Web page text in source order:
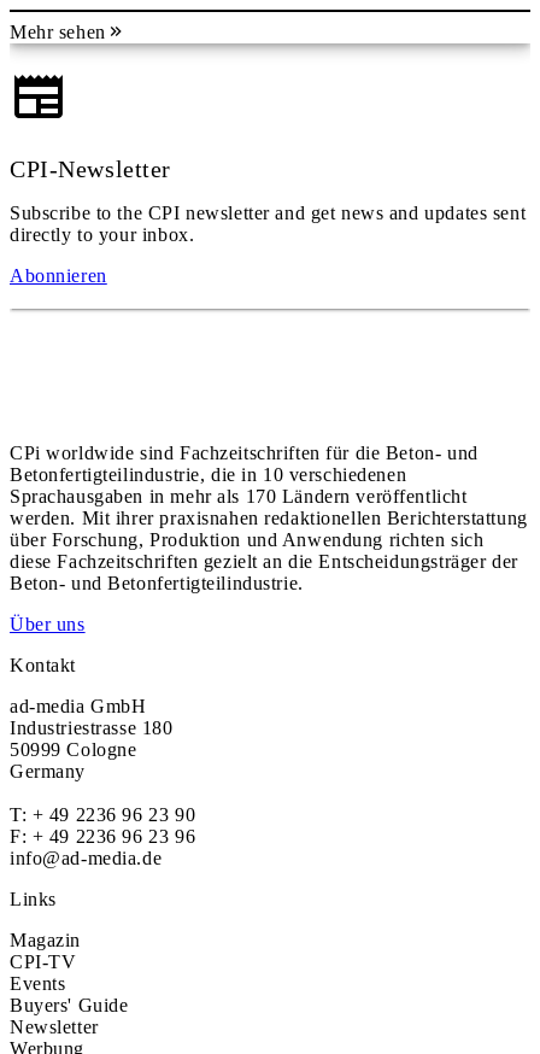
Mehr sehen
CPI-Newsletter
Subscribe to the CPI newsletter and get news and updates sent
directly to your inbox.
Abonnieren
CPi worldwide sind Fachzeitschriften für die Beton- und
Betonfertigteilindustrie, die in 10 verschiedenen
Sprachausgaben in mehr als 170 Ländern veröffentlicht
werden. Mit ihrer praxisnahen redaktionellen Berichterstattung
über Forschung, Produktion und Anwendung richten sich
diese Fachzeitschriften gezielt an die Entscheidungsträger der
Beton- und Betonfertigteilindustrie.
Über uns
Kontakt
ad-media GmbH
Industriestrasse 180
50999 Cologne
Germany
T: + 49 2236 96 23 90
F: + 49 2236 96 23 96
info@ad-media.de
Links
Magazin
CPI-TV
Events
Buyers' Guide
Newsletter
Werbung